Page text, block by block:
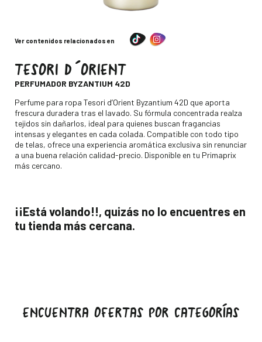
Ver contenidos relacionados en
TESORI D´ORIENT-
PERFUMADOR BYZANTIUM 42D
Descripción
Perfume para ropa Tesori d’Orient Byzantium 42D que aporta
frescura duradera tras el lavado. Su fórmula concentrada realza
tejidos sin dañarlos, ideal para quienes buscan fragancias
intensas y elegantes en cada colada. Compatible con todo tipo
de telas, ofrece una experiencia aromática exclusiva sin renunciar
a una buena relación calidad-precio. Disponible en tu Primaprix
más cercano.
¡¡Está volando!!, quizás no lo encuentres en
tu tienda más cercana.
ENCUENTRA OFERTAS POR CATEGORÍAS